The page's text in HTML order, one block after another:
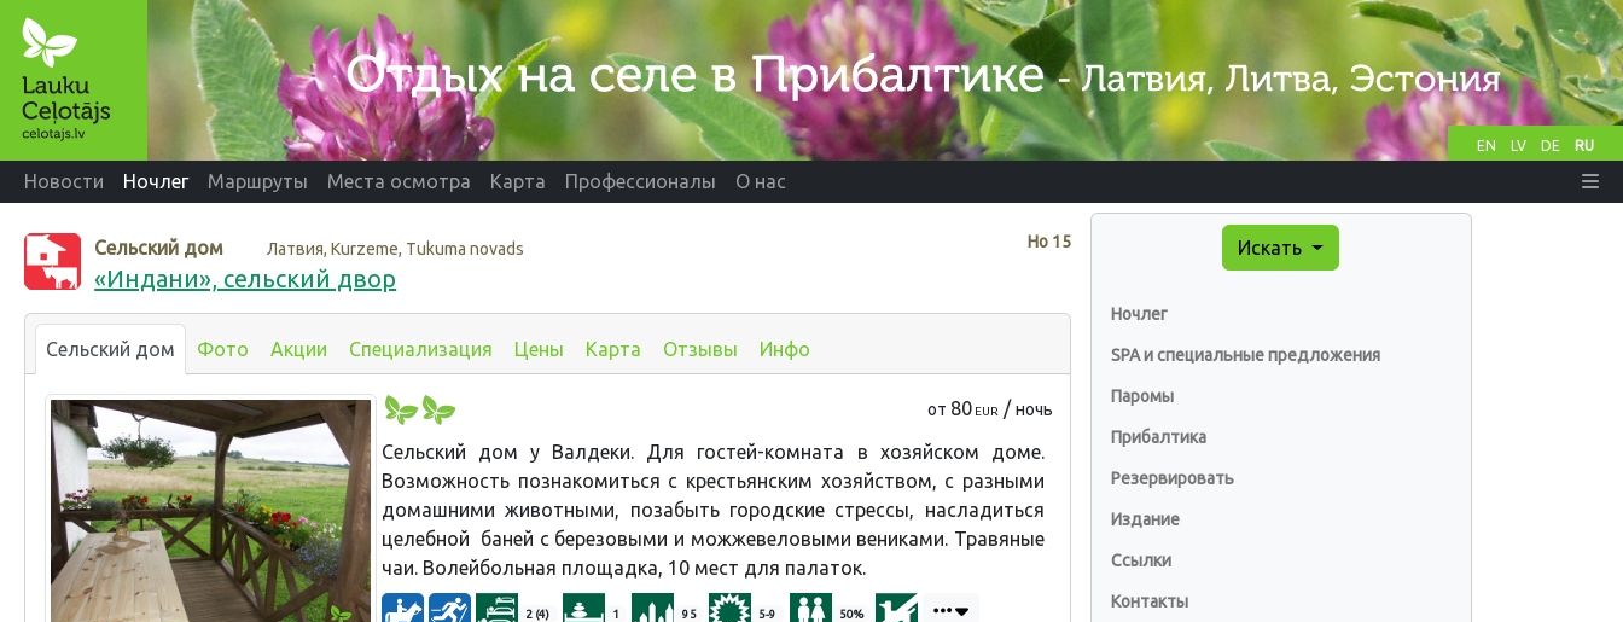
EN LV DE RU
Новости Ночлег Маршруты Места осмотра Карта Профессионалы О нас
Нo 15
Сельский дом Латвия, Kurzeme, Tukuma novads
«Индани», сельский двор
Сельский дом Фото Акции Специализация Цены Карта Отзывы Инфо
от 80EUR /ночь
Сельский дом у Валдеки. Для гостей-комната в хозяйском доме.
Возможность познакомиться с крестьянским хозяйством, с разными
домашними животными , позабыть городские стрессы, насладиться
целебной баней с березовыми и можжевеловыми вениками. Травяные
чаи. Волейбольная площадка, 10 мест для палаток.
2 (4) 1 95 5-9 50%
Искать
Ночлег
SPA и специальные предложения
Паромы
Прибалтика
Резервировать
Издание
Ссылки
Контакты